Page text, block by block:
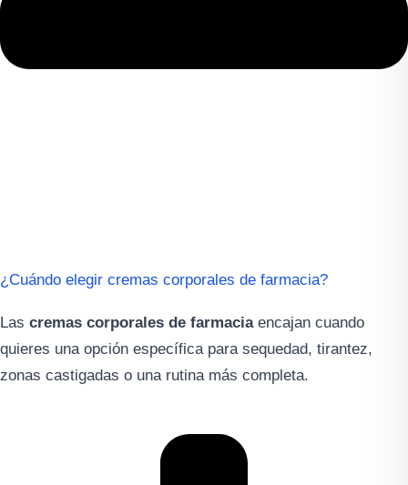
¿Cuándo elegir cremas corporales de farmacia?
Las cremas corporales de farmaciaencajan cuando
quieres una opción específica para sequedad, tirantez,
zonas castigadas o una rutina más completa.